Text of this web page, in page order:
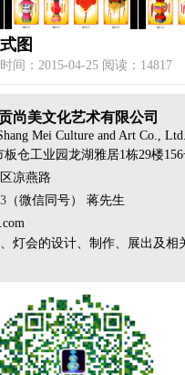
图
间：2015-04-25 阅读：14817
尚美文化艺术有限公司
Mei Culture and Art Co., Ltd.
板仓工业园龙湖雅居1栋29楼
凉燕路
（微信同号） 蒋先生
灯会的设计、制作、展出及相